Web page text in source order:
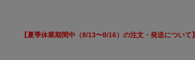
【夏季休業期間中（8/13〜8/16）の注文・発送について】